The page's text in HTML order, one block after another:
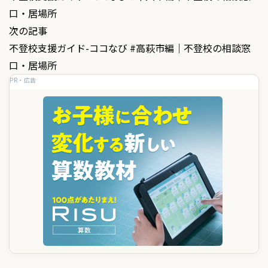
ナ
ビ
ゲ
口・居場所
次の記事
不登校支援ガイド-ココなび #高萩市編｜不登校の相談窓
口・居場所
PR・広告